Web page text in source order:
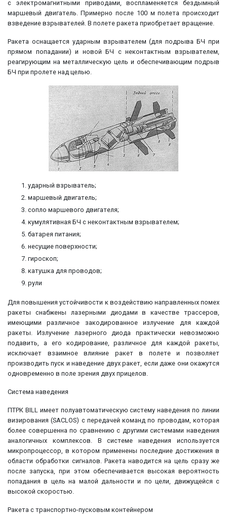
с электромагнитными приводами, воспламеняется бездымный
маршевый двигатель. Примерно после 100 м полета происходит
взведение взрывателей. В полете ракета приобретает вращение.
Ракета оснащается ударным взрывателем (для подрыва БЧ при
прямом попадании) и новой БЧ с неконтактным взрывателем,
реагирующим на металлическую цель и обеспечивающим подрыв
БЧ при пролете над целью.
ударный взрыватель;
маршевый двигатель;
сопло маршевого двигателя;
кумулятивная БЧ с неконтактным взрывателем;
батарея питания;
несущие поверхности;
гироскоп;
катушка для проводов;
рули
Для повышения устойчивости к воздействию направленных помех
ракеты снабжены лазерными диодами в качестве трассеров,
имеющими различное закодированное излучение для каждой
ракеты. Излучение лазерного диода практически невозможно
подавить, а его кодирование, различное для каждой ракеты,
исключает взаимное влияние ракет в полете и позволяет
производить пуск и наведение двух ракет, если даже они окажутся
одновременно в поле зрения двух прицелов.
Система наведения
ПТРК BILL имеет полуавтоматическую систему наведения по линии
визирования (SACLOS) с передачей команд по проводам, которая
более совершенна по сравнению с другими системами наведения
аналогичных комплексов. В системе наведения используется
микропроцессор, в котором применены последние достижения в
области обработки сигналов. Ракета наводится на цель сразу же
после запуска, при этом обеспечивается высокая вероятность
попадания в цель на малой дальности и по цели, движущейся с
высокой скоростью.
Ракета с транспортно-пусковым контейнером